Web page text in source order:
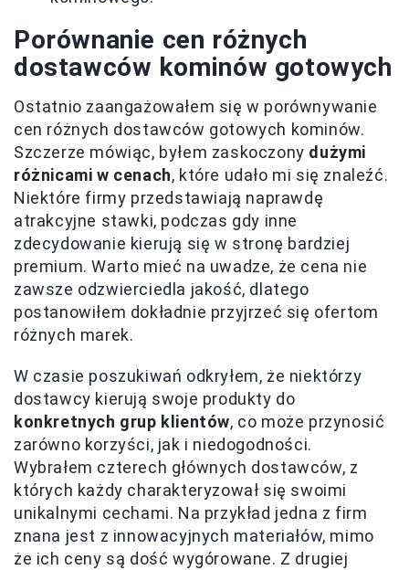
Porównanie cen różnych
dostawców kominów gotowych
Ostatnio zaangażowałem się w porównywanie
cen różnych dostawców gotowych kominów.
Szczerze mówiąc, byłem zaskoczony dużymi
różnicami w cenach, które udało mi się znaleźć.
Niektóre firmy przedstawiają naprawdę
atrakcyjne stawki, podczas gdy inne
zdecydowanie kierują się w stronę bardziej
premium. Warto mieć na uwadze, że cena nie
zawsze odzwierciedla jakość, dlatego
postanowiłem dokładnie przyjrzeć się ofertom
różnych marek.
W czasie poszukiwań odkryłem, że niektórzy
dostawcy kierują swoje produkty do
konkretnych grup klientów, co może przynosić
zarówno korzyści, jak i niedogodności.
Wybrałem czterech głównych dostawców, z
których każdy charakteryzował się swoimi
unikalnymi cechami. Na przykład jedna z firm
znana jest z innowacyjnych materiałów, mimo
że ich ceny są dość wygórowane. Z drugiej